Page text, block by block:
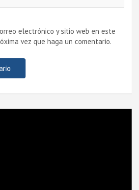
electrónico y sitio web en este
vez que haga un comentario.